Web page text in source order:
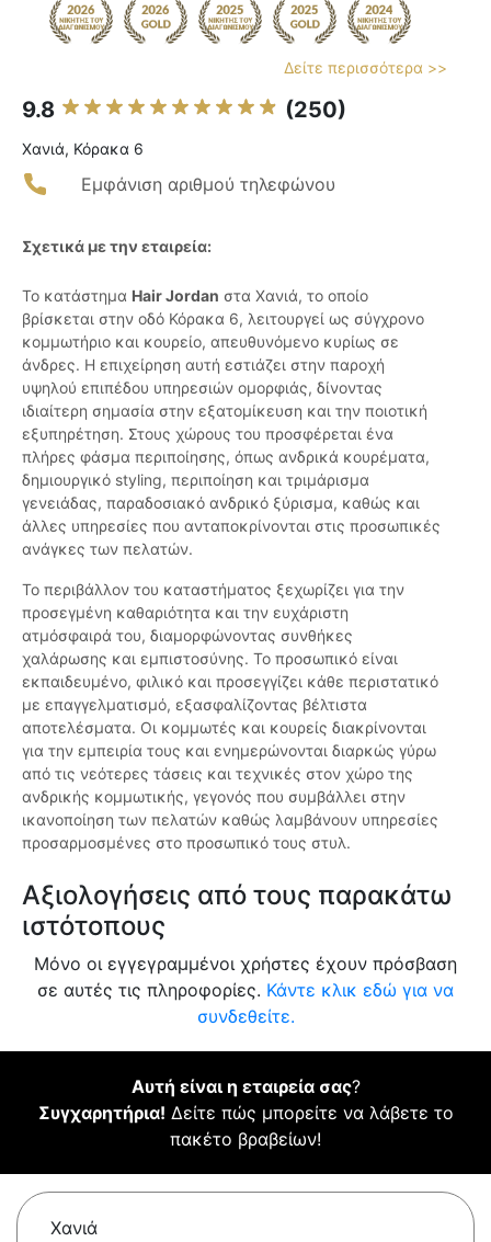
Δείτε περισσότερα >>
9.8 (250)
Χανιά, Κόρακα 6
Εμφάνιση αριθμού τηλεφώνου
Σχετικά με την εταιρεία:
Το κατάστημα Hair Jordan στα Χανιά, το οποίο
βρίσκεται στην οδό Κόρακα 6, λειτουργεί ως σύγχρονο
κομμωτήριο και κουρείο, απευθυνόμενο κυρίως σε
άνδρες. Η επιχείρηση αυτή εστιάζει στην παροχή
υψηλού επιπέδου υπηρεσιών ομορφιάς, δίνοντας
ιδιαίτερη σημασία στην εξατομίκευση και την ποιοτική
εξυπηρέτηση. Στους χώρους του προσφέρεται ένα
πλήρες φάσμα περιποίησης, όπως ανδρικά κουρέματα,
δημιουργικό styling, περιποίηση και τριμάρισμα
γενειάδας, παραδοσιακό ανδρικό ξύρισμα, καθώς και
άλλες υπηρεσίες που ανταποκρίνονται στις προσωπικές
ανάγκες των πελατών.
Το περιβάλλον του καταστήματος ξεχωρίζει για την
προσεγμένη καθαριότητα και την ευχάριστη
ατμόσφαιρά του, διαμορφώνοντας συνθήκες
χαλάρωσης και εμπιστοσύνης. Το προσωπικό είναι
εκπαιδευμένο, φιλικό και προσεγγίζει κάθε περιστατικό
με επαγγελματισμό, εξασφαλίζοντας βέλτιστα
αποτελέσματα. Οι κομμωτές και κουρείς διακρίνονται
για την εμπειρία τους και ενημερώνονται διαρκώς γύρω
από τις νεότερες τάσεις και τεχνικές στον χώρο της
ανδρικής κομμωτικής, γεγονός που συμβάλλει στην
ικανοποίηση των πελατών καθώς λαμβάνουν υπηρεσίες
προσαρμοσμένες στο προσωπικό τους στυλ.
Αξιολογήσεις από τους παρακάτω
ιστότοπους
Μόνο οι εγγεγραμμένοι χρήστες έχουν πρόσβαση
σε αυτές τις πληροφορίες. Κάντε κλικ εδώ για να
συνδεθείτε.
Αυτή είναι η εταιρεία σας?
Συγχαρητήρια! Δείτε πώς μπορείτε να λάβετε το
πακέτο βραβείων!
Χανιά